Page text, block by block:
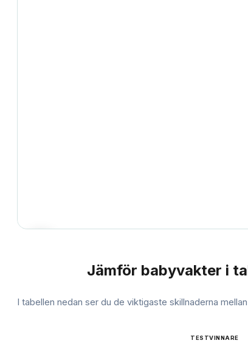
Jämför babyvakter i
I tabellen nedan ser du de viktigaste skillnaderna
TESTVINNARE